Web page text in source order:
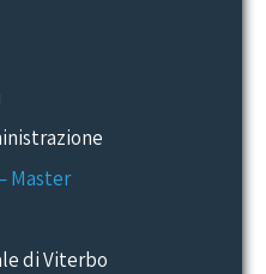
Master
di Viterbo